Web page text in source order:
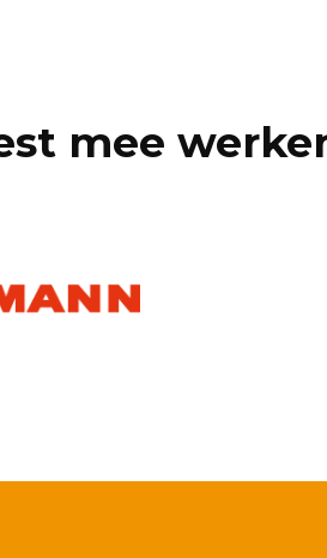
mee